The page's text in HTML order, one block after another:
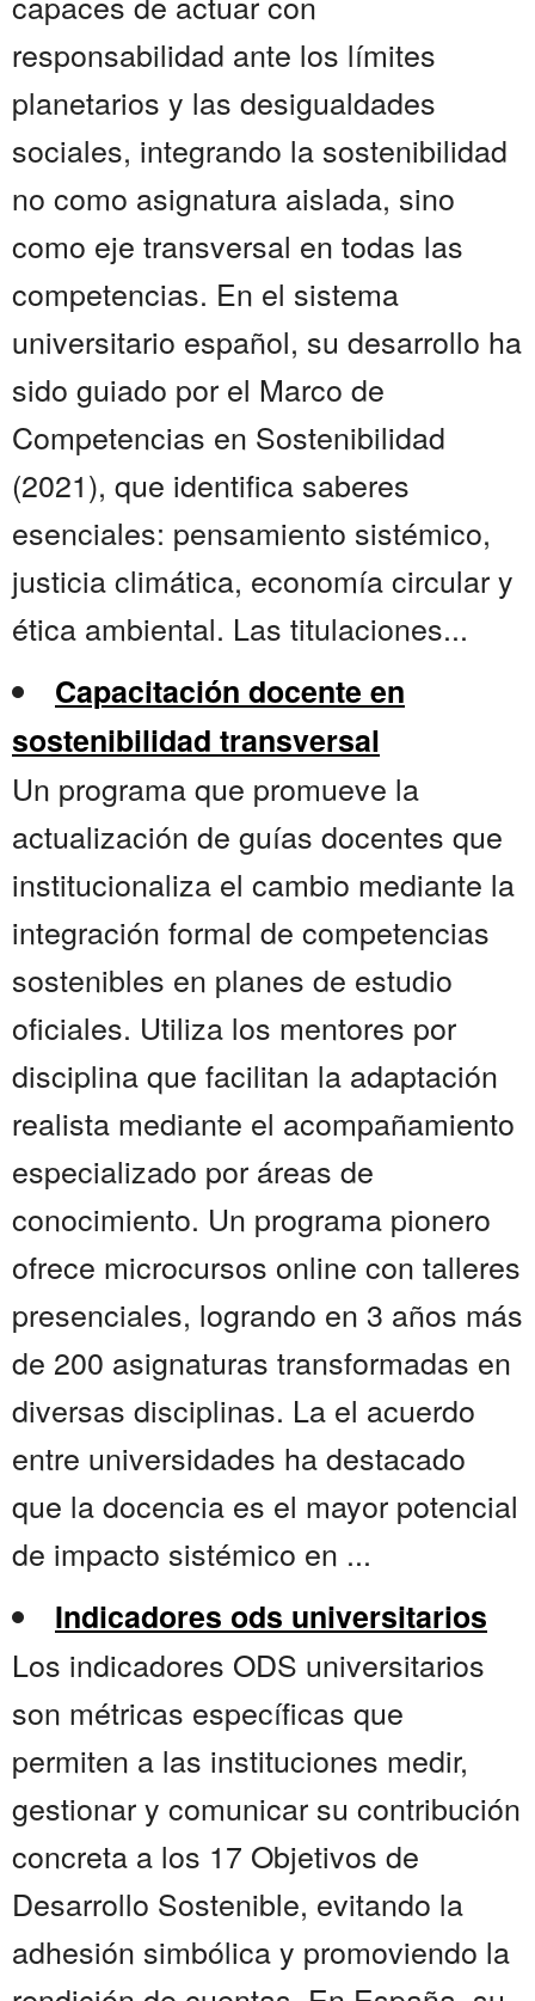
responsabilidad ante los límites
planetarios y las desigualdades
sociales, integrando la sostenibilidad
no como asignatura aislada, sino
como eje transversal en todas las
competencias. En el sistema
universitario español, su desarrollo ha
sido guiado por el Marco de
Competencias en Sostenibilidad
(2021), que identifica saberes
esenciales: pensamiento sistémico,
justicia climática, economía circular y
ética ambiental. Las titulaciones...
Capacitación docente en
sostenibilidad transversal
Un programa que promueve la
actualización de guías docentes que
institucionaliza el cambio mediante la
integración formal de competencias
sostenibles en planes de estudio
oficiales. Utiliza los mentores por
disciplina que facilitan la adaptación
realista mediante el acompañamiento
especializado por áreas de
conocimiento. Un programa pionero
ofrece microcursos online con talleres
presenciales, logrando en 3 años más
de 200 asignaturas transformadas en
diversas disciplinas. La el acuerdo
entre universidades ha destacado
que la docencia es el mayor potencial
de impacto sistémico en ...
Indicadores ods universitarios
Los indicadores ODS universitarios
son métricas específicas que
permiten a las instituciones medir,
gestionar y comunicar su contribución
concreta a los 17 Objetivos de
Desarrollo Sostenible, evitando la
adhesión simbólica y promoviendo la